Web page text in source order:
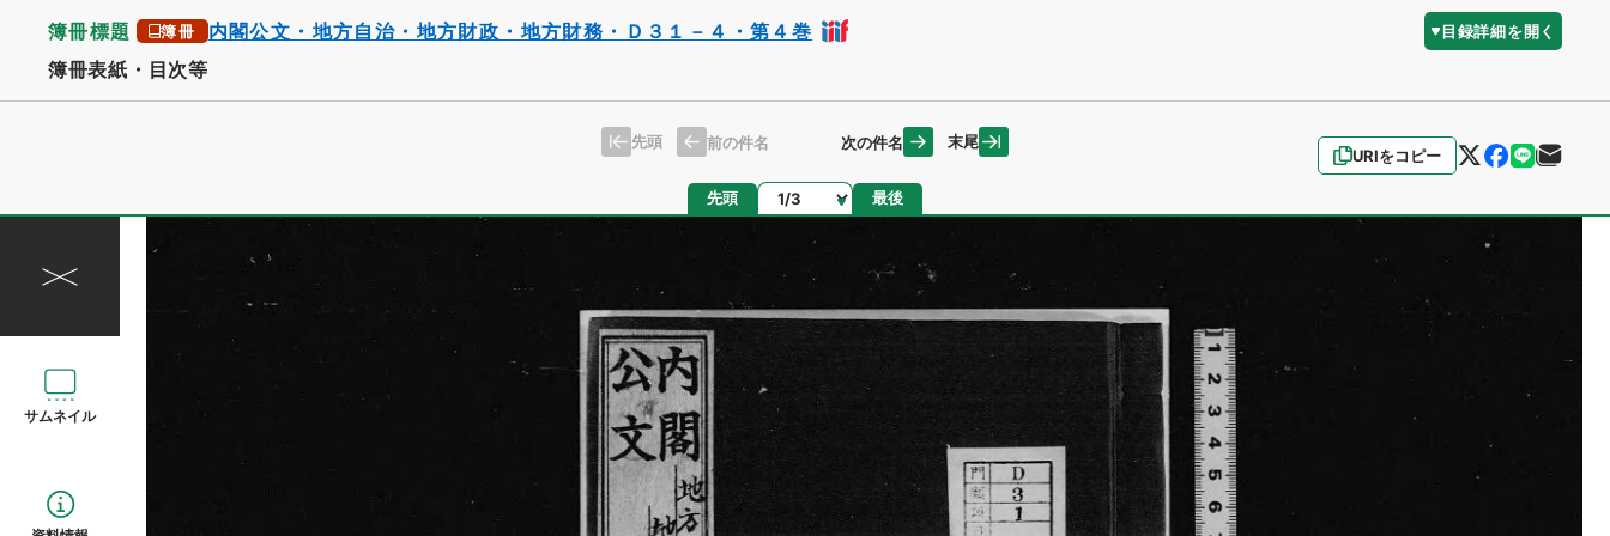
簿冊標題 簿冊 内閣公文・地方自治・地方財政・地方財務・Ｄ３１－４・第４巻 目録詳細を開く
簿冊表紙・目次等
URIをコピー
先頭 前の件名 次の件名 末尾
先頭 ページ 最後
サムネイル